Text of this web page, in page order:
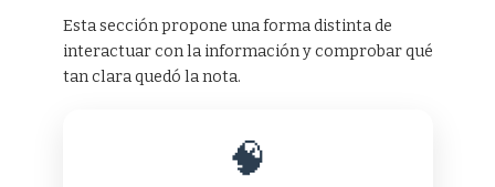
Esta sección propone una forma distinta de
interactuar con la información y comprobar qué
tan clara quedó la nota.
🧠